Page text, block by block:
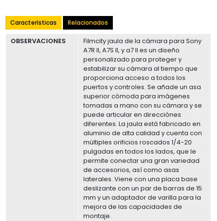
Características Relacionados
OBSERVACIONES
Filmcity jaula de la cámara para Sony
A7R II, A7S II, y a7 II es un diseño
personalizado para proteger y
estabilizar su cámara al tiempo que
proporciona acceso a todos los
puertos y controles. Se añade un asa
superior cómoda para imágenes
tomadas a mano con su cámara y se
puede articular en direcciónes
diferentes. La jaula está fabricado en
aluminio de alta calidad y cuenta con
múltiples orificios roscados 1/4-20
pulgadas en todos los lados, que le
permite conectar una gran variedad
de accesorios, así como asas
laterales. Viene con una placa base
deslizante con un par de barras de 15
mm y un adaptador de varilla para la
mejora de las capacidades de
montaje.